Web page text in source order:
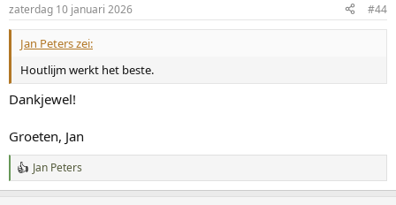
n
g
zaterdag 10 januari 2026 #44
Jan Peters zei:
Houtlijm werkt het beste.
Dankjewel!
Groeten, Jan
W
a
Jan Peters